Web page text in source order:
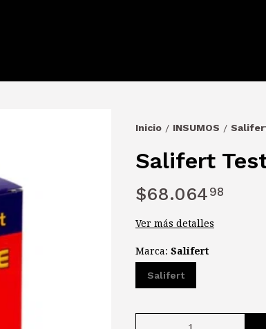
Inicio / INSUMOS /
Salifert
$68.064 98
Ver más detalles
Marca: Salifert
Salifert